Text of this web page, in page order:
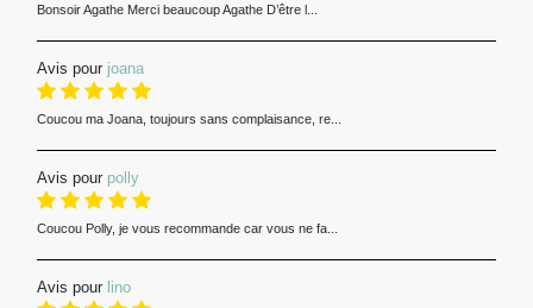
Bonsoir Agathe Merci beaucoup Agathe D’être l...
Avis pour joana
Coucou ma Joana, toujours sans complaisance, re...
Avis pour polly
Coucou Polly, je vous recommande car vous ne fa...
Avis pour lino